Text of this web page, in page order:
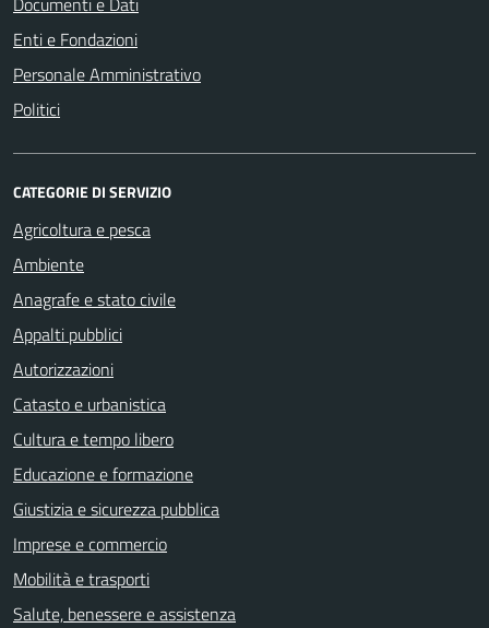
Enti e Fondazioni
Personale Amministrativo
Politici
CATEGORIE DI SERVIZIO
Agricoltura e pesca
Ambiente
Anagrafe e stato civile
Appalti pubblici
Autorizzazioni
Catasto e urbanistica
Cultura e tempo libero
Educazione e formazione
Giustizia e sicurezza pubblica
Imprese e commercio
Mobilità e trasporti
Salute, benessere e assistenza